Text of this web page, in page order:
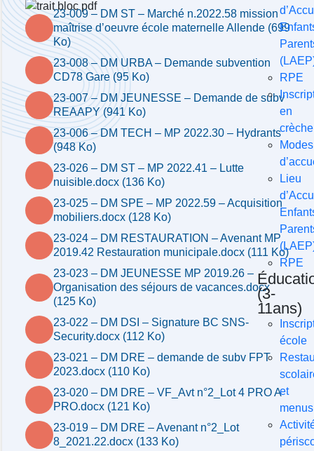
RPE
en
crèche
Modes
Lieu
RPE
(3-
11ans)
école
et
menus
23-009 – DM ST – Marché n.2022.58 mission
maîtrise d’oeuvre école maternelle Allende (699
Ko)
23-008 – DM URBA – Demande subvention
CD78 Gare (95 Ko)
23-007 – DM JEUNESSE – Demande de subv
REAAPY (941 Ko)
23-006 – DM TECH – MP 2022.30 – Hydrants
(948 Ko)
23-026 – DM ST – MP 2022.41 – Lutte
nuisible.docx (136 Ko)
23-025 – DM SPE – MP 2022.59 – Acquisition
mobiliers.docx (128 Ko)
23-024 – DM RESTAURATION – Avenant MP
2019.42 Restauration municipale.docx (111 Ko)
23-023 – DM JEUNESSE MP 2019.26 –
Organisation des séjours de vacances.docx
(125 Ko)
23-022 – DM DSI – Signature BC SNS-
Security.docx (112 Ko)
23-021 – DM DRE – demande de subv FPT
2023.docx (110 Ko)
23-020 – DM DRE – VF_Avt n°2_Lot 4 PRO A
PRO.docx (121 Ko)
23-019 – DM DRE – Avenant n°2_Lot
8_2021.22.docx (133 Ko)